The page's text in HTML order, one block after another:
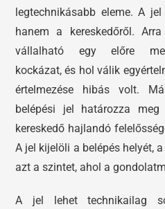
legtechnikásabb eleme. A
hanem a kereskedőről.
vállalható egy előre
kockázat, és hol válik
értelmezése hibás volt.
belépési jel határozza
kereskedő hajlandó
A jel kijelöli a belépés helyét,
azt a szintet, ahol a
A jel lehet technikailag